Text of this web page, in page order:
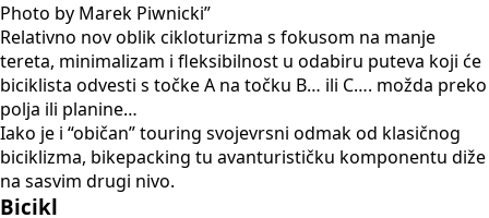
Photo by Marek Piwnicki”
Relativno nov oblik cikloturizma s fokusom na manje
tereta, minimalizam i fleksibilnost u odabiru puteva koji će
biciklista odvesti s točke A na točku B… ili C…. možda preko
polja ili planine…
Iako je i “običan” touring svojevrsni odmak od klasičnog
biciklizma, bikepacking tu avanturističku komponentu diže
na sasvim drugi nivo.
Bicikl